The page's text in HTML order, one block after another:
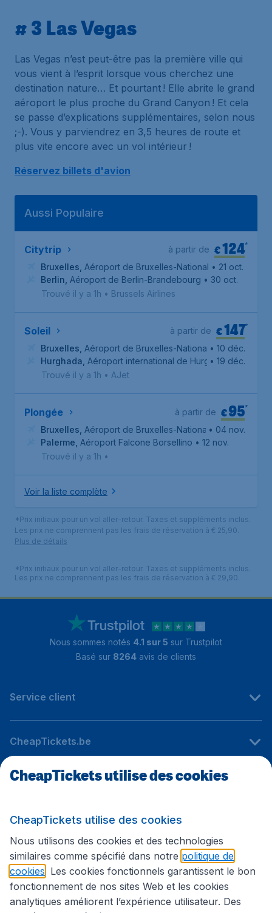
# 3 Las Vegas
Las Vegas n’est peut-être pas la première ville qui
vous vient à l’esprit lorsque vous cherchez une
destination nature… Et pourtant ! Elle abrite le grand
aéroport le plus proche du Grand Canyon ! Et cela
se passe d’explications supplémentaires, selon nous
;-). Vous y parviendrez en 3,5 heures de route et
plus vite encore avec un vol intérieur !
Réservez billets d'avion
Aussi Populaire
Citytrip €124*
à partir de
Bruxelles Aéroport de Bruxelles-National • 21 oct.
Berlin Aéroport de Berlin-Brandebourg • 30 oct.
Trouvé il y a 1h • Brussels Airlines
Soleil €147*
à partir de
Bruxelles Aéroport de Bruxelles-National • 10 déc.
Hurghada Aéroport international de Hurghada
• 19 déc.
Trouvé il y a 1h • AJet
Plongée €95*
à partir de
Bruxelles Aéroport de Bruxelles-National • 04 nov.
Palerme Aéroport Falcone Borsellino • 12 nov.
Trouvé il y a 1h •
Voir la liste complète
*Prix initiaux pour un vol aller-retour. Taxes et suppléments inclus.
Les prix ne comprennent pas les frais de réservation à € 25,90.
Plus de détails
*Prix initiaux pour un vol aller-retour. Taxes et suppléments inclus.
Les prix ne comprennent pas les frais de réservation à € 29,90.
Nous sommes notés 4.1 sur 5 sur Trustpilot
Basé sur 8264 avis de clients
Service client
CheapTickets.be
Sites internationaux
Suivez CheapTickets.be
CheapTickets utilise des cookies
CheapTickets utilise des cookies
Nous utilisons des cookies et des technologies
similaires comme spécifié dans notre politique de
cookies . Les cookies fonctionnels garantissent le bon
fonctionnement de nos sites Web et les cookies
analytiques améliorent l’expérience utilisateur. Des